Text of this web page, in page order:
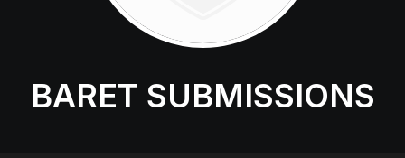
BARET SUBMISSIONS